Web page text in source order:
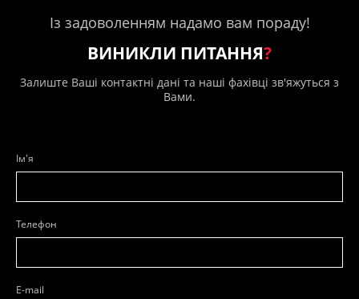
Із задоволенням надамо вам пораду!
ВИНИКЛИ ПИТАННЯ?
Залиште Ваші контактні дані та наші фахівці зв'яжуться з
Вами.
Ім'я
Телефон
E-mail